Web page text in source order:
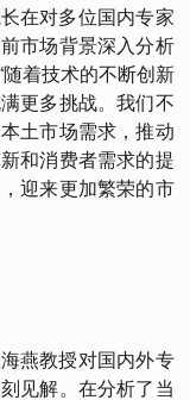
在对多位国内专家
市场背景深入分析
着技术的不断创新
更多挑战。我们不
土市场需求，推动
和消费者需求的提
迎来更加繁荣的市
燕教授对国内外专
见解。在分析了当